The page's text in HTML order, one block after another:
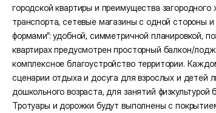
городской квартиры и преимущества
транспорта, сетевые магазины с одной стороны
формами”: удобной, симметричной планировкой,
квартирах предусмотрен просторный балкон/
комплексное благоустройство территории.
сценарии отдыха и досуга для взрослых и детей
дошкольного возраста, для занятий
Тротуары и дорожки будут выполнены с